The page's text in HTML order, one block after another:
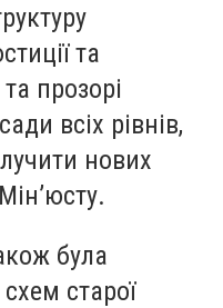
та
прозорі
всіх рівнів,
нових
була
старої